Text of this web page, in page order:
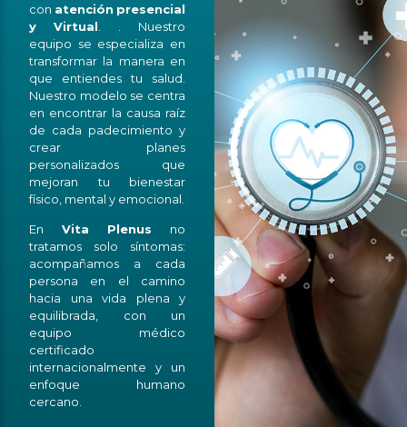
con atención presencial
y
Virtual . . Nuestro
equipo se especializa en
transformar la manera en
que entiendes tu salud.
Nuestro modelo se centra
en encontrar la causa raíz
de cada padecimiento y
crear planes
personalizados que
mejoran tu bienestar
físico, mental y emocional.
EnVita Plenus no
tratamos solo síntomas:
acompañamos a cada
persona en el camino
hacia una vida plena y
equilibrada, con un
equipo médico
certificado
internacionalmente y un
enfoque humano
cercano.